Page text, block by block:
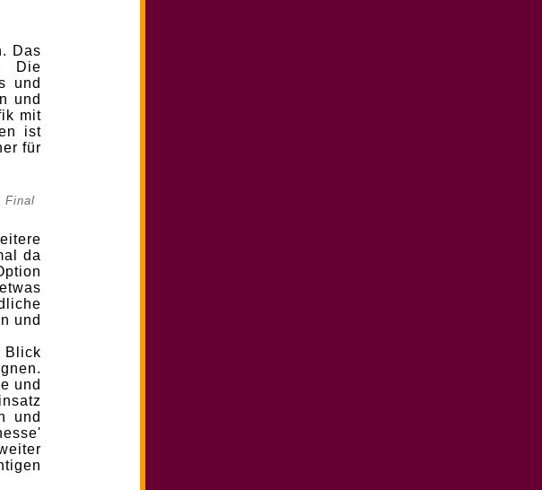
Das
Die
und
und
mit
ist
für
Final
da
und
Blick
und
und